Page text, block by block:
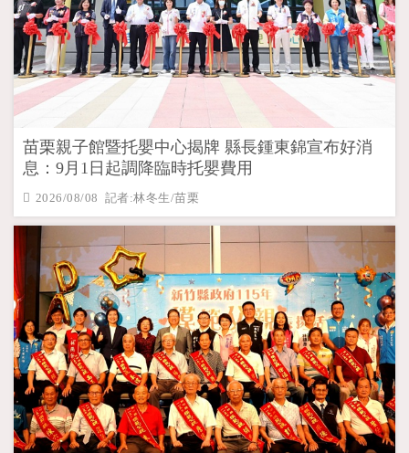
苗栗親子館暨托嬰中心揭牌 縣長鍾東錦宣布好消
息：9月1日起調降臨時托嬰費用
2026/08/08 記者:林冬生/苗栗